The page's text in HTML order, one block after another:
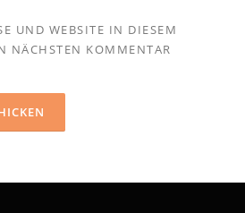
UND WEBSITE IN DIESEM
NÄCHSTEN KOMMENTAR